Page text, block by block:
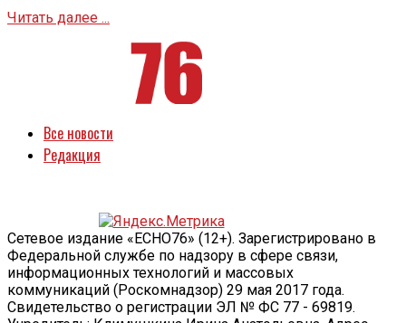
Читать далее ...
Все новости
Редакция
Сетевое издание «ECHO76» (12+). Зарегистрировано в
Федеральной службе по надзору в сфере связи,
информационных технологий и массовых
коммуникаций (Роскомнадзор) 29 мая 2017 года.
Свидетельство о регистрации ЭЛ № ФС 77 - 69819.